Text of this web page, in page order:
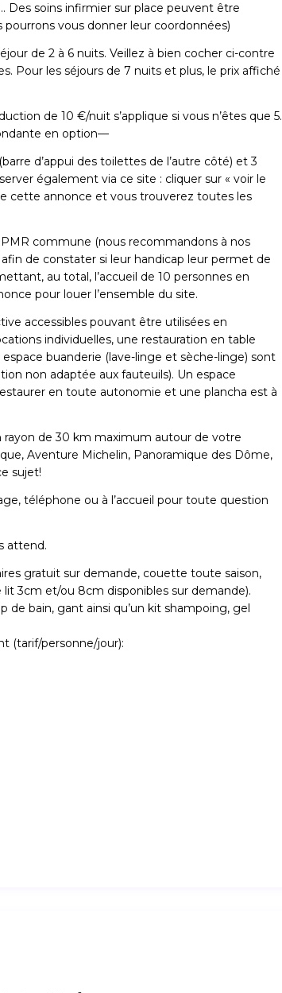
Des soins infirmier sur place peuvent être
pourrons vous donner leur coordonnées)
de 2 à 6 nuits. Veillez à bien cocher ci-contre
Pour les séjours de 7 nuits et plus, le prix affiché
de 10 €/nuit s’applique si vous n’êtes que 5.
en option—
d’appui des toilettes de l’autre côté) et 3
également via ce site : cliquer sur « voir le
cette annonce et vous trouverez toutes les
commune (nous recommandons à nos
de constater si leur handicap leur permet de
au total, l’accueil de 10 personnes en
pour louer l’ensemble du site.
accessibles pouvant être utilisées en
individuelles, une restauration en table
buanderie (lave-linge et sèche-linge) sont
non adaptée aux fauteuils). Un espace
en toute autonomie et une plancha est à
rayon de 30 km maximum autour de votre
Aventure Michelin, Panoramique des Dôme,
sujet!
téléphone ou à l’accueil pour toute question
attend.
gratuit sur demande, couette toute saison,
3cm et/ou 8cm disponibles sur demande).
bain, gant ainsi qu’un kit shampoing, gel
(tarif/personne/jour):